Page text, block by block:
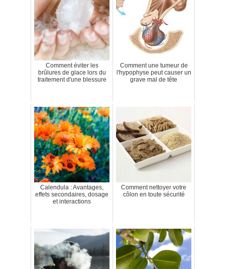
Comment éviter les
brûlures de glace lors du
traitement d'une blessure
Comment une tumeur de
l'hypophyse peut causer un
grave mal de tête
Calendula : Avantages,
effets secondaires, dosage
et interactions
Comment nettoyer votre
côlon en toute sécurité